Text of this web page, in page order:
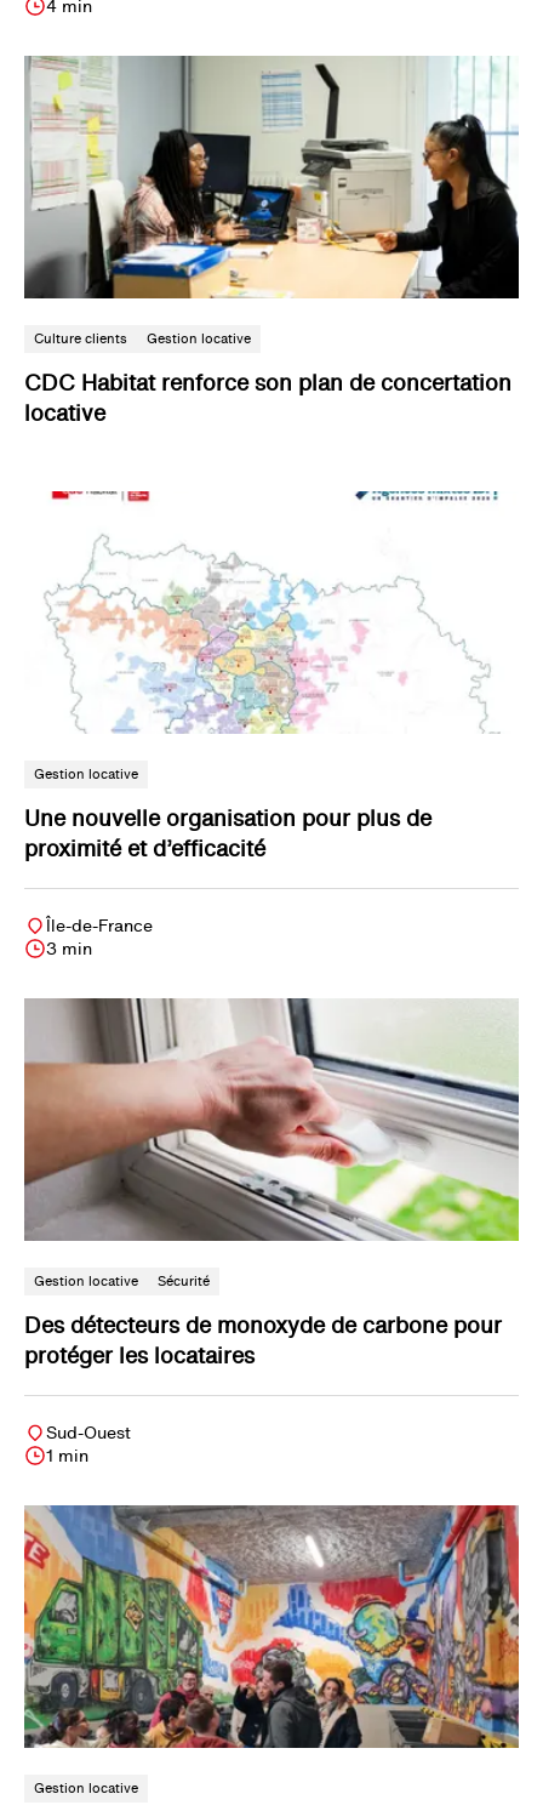
4 min
Culture clients Gestion locative
CDC Habitat renforce son plan de concertation
locative
Gestion locative
Une nouvelle organisation pour plus de
proximité et d’efficacité
Île-de-France
3 min
Gestion locative Sécurité
Des détecteurs de monoxyde de carbone pour
protéger les locataires
Sud-Ouest
1 min
Gestion locative